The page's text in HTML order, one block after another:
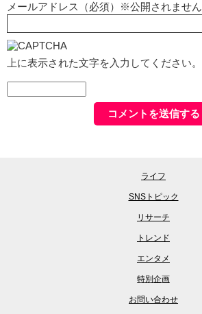
メールアドレス（必須）※公開されません
上に表示された文字を入力してください。
ライフ
SNSトピック
リサーチ
トレンド
エンタメ
特別企画
お問い合わせ